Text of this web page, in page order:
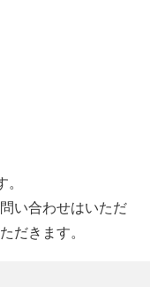
い合わせはいただ
だきます。